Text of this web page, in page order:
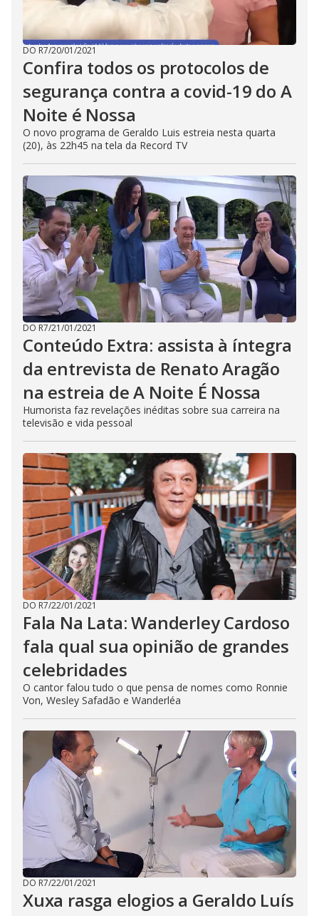
DO R7/20/01/2021
Confira todos os protocolos de
segurança contra a covid-19 do A
Noite é Nossa
O novo programa de Geraldo Luis estreia nesta quarta
(20), às 22h45 na tela da Record TV
DO R7/21/01/2021
Conteúdo Extra: assista à íntegra
da entrevista de Renato Aragão
na estreia de A Noite É Nossa
Humorista faz revelações inéditas sobre sua carreira na
televisão e vida pessoal
DO R7/22/01/2021
Fala Na Lata: Wanderley Cardoso
fala qual sua opinião de grandes
celebridades
O cantor falou tudo o que pensa de nomes como Ronnie
Von, Wesley Safadão e Wanderléa
DO R7/22/01/2021
Xuxa rasga elogios a Geraldo Luís